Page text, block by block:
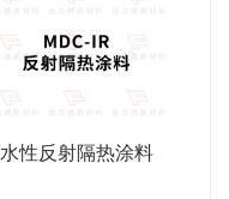
水性反射隔热涂料